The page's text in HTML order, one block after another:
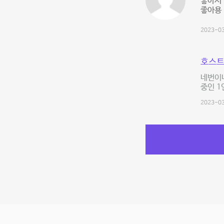
좋아용
2023-
호스
네번
중인 1
2023-